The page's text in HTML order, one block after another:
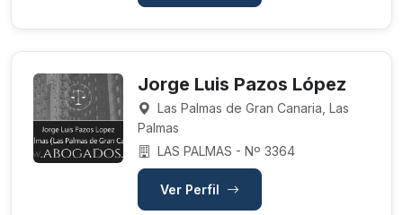
Jorge Luis Pazos López
Las Palmas de Gran Canaria, Las
Palmas
LAS PALMAS - Nº 3364
Ver Perfil